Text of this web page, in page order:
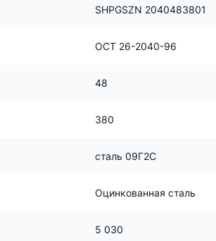
SHPGSZN 2040483801
ОСТ 26-2040-96
48
380
сталь 09Г2С
Оцинкованная сталь
5 030